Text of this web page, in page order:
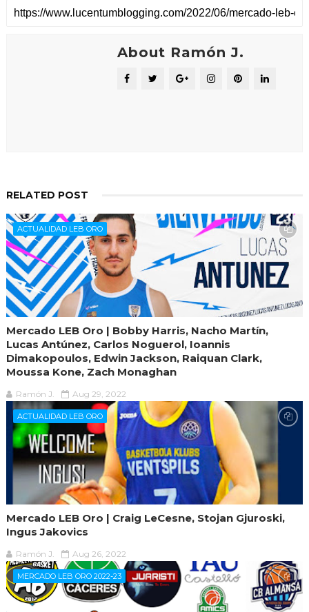
About Ramón J.
RELATED POST
ACTUALIDAD LEB ORO
Mercado LEB Oro | Bobby Harris, Nacho Martín,
Lucas Antúnez, Carlos Noguerol, Ioannis
Dimakopoulos, Edwin Jackson, Raiquan Clark,
Moussa Kone, Zach Monaghan
Ramón J. Aug 29, 2022
ACTUALIDAD LEB ORO
Mercado LEB Oro | Craig LeCesne, Stojan Gjuroski,
Ingus Jakovics
Ramón J. Aug 26, 2022
MERCADO LEB ORO 2022-23